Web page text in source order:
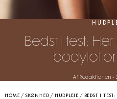
Bedst i test:
Af Redaktionen -
HOME / SKØNHED / HUDPLEJE / BEDST I